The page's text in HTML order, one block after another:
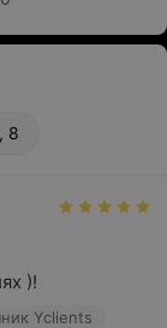
8
)!
Yclients